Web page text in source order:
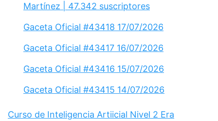
Martínez | 47.342 suscriptores
Gaceta Oficial #43418 17/07/2026
Gaceta Oficial #43417 16/07/2026
Gaceta Oficial #43416 15/07/2026
Gaceta Oficial #43415 14/07/2026
Curso de Inteligencia Artiicial Nivel 2 Era